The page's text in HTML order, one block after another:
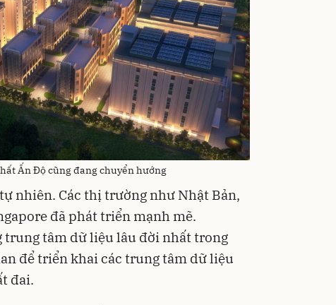
Ấn Độ cũng đang chuyển hướng
nhiên. Các thị trường như Nhật Bản,
đã phát triển mạnh mẽ.
trung tâm dữ liệu lâu đời nhất trong
để triển khai các trung tâm dữ liệu
đai.